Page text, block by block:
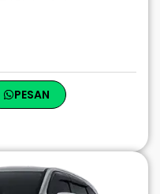
PESAN